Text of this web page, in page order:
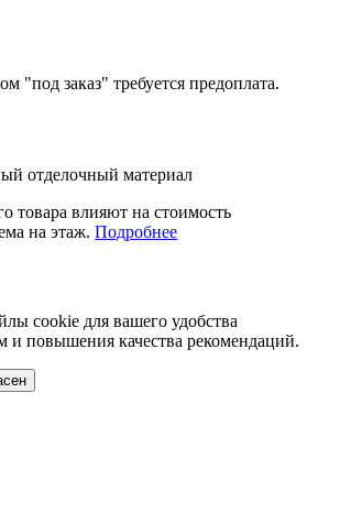
"под заказ" требуется предоплата.
отделочный материал
товара влияют на стоимость
на этаж.Подробнее
cookie для вашего удобства
и повышения качества рекомендаций.